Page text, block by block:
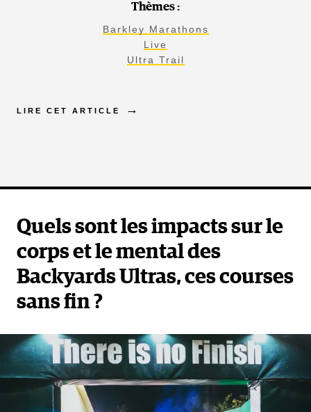
Thèmes :
Barkley Marathons
Live
Ultra Trail
LIRE CET ARTICLE
Quels sont les impacts sur le
corps et le mental des
Backyards Ultras, ces courses
sans fin ?